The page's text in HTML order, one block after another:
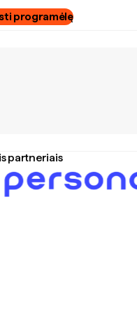
programėlę
partneriais